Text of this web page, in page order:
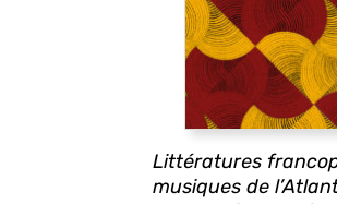
Littératures
musiques de